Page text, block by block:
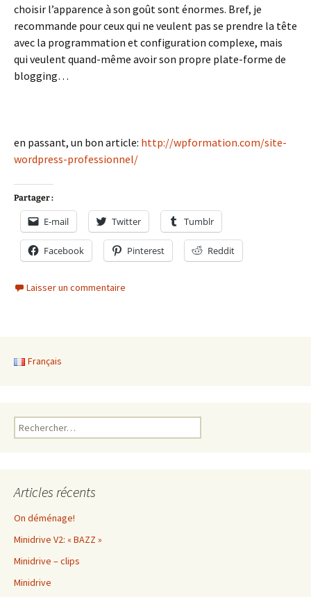
choisir l’apparence à son goût sont énormes. Bref, je
recommande pour ceux qui ne veulent pas se prendre la tête
avec la programmation et configuration complexe, mais
qui veulent quand-même avoir son propre plate-forme de
blogging…
en passant, un bon article: http://wpformation.com/site-
wordpress-professionnel/
Partager :
E-mail Twitter Tumblr
Facebook Pinterest Reddit
Laisser un commentaire
Français
Rechercher :
Articles récents
On déménage!
Minidrive V2: « BAZZ »
Minidrive – clips
Minidrive